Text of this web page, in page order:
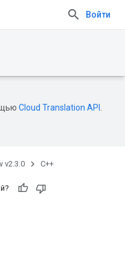
Войти
Cloud Translation API
v2.3.0 C++